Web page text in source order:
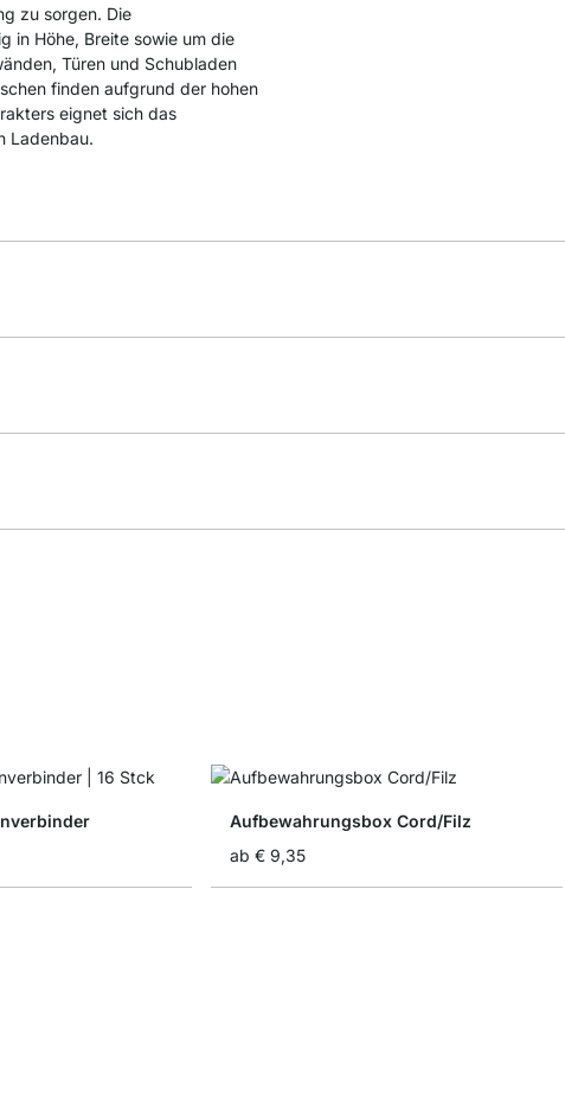
zu sorgen. Die
in Höhe, Breite sowie um die
Türen und Schubladen
finden aufgrund der hohen
eignet sich das
Ladenbau.
Aufbewahrungsbox Cord/Filz
ab € 9,35